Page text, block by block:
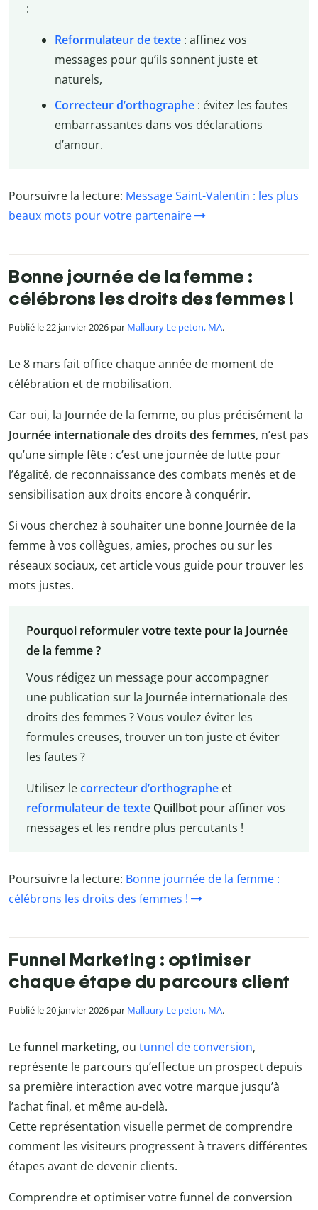
:
Reformulateur de texte: affinez vos
messages pour qu’ils sonnent juste et
naturels,
Correcteur d’orthographe: évitez les fautes
embarrassantes dans vos déclarations
d’amour.
Poursuivre la lecture: Message Saint-Valentin : les plus
beaux mots pour votre partenaire
Bonne journée de la femme :
célébrons les droits des femmes !
Publié le 22 janvier 2026 par Mallaury Le peton, MA.
Le 8 mars fait office chaque année de moment de
célébration et de mobilisation.
Car oui, la Journée de la femme, ou plus précisément la
Journée internationale des droits des femmes, n’est pas
qu’une simple fête : c’est une journée de lutte pour
l’égalité, de reconnaissance des combats menés et de
sensibilisation aux droits encore à conquérir.
Si vous cherchez à souhaiter une bonne Journée de la
femme à vos collègues, amies, proches ou sur les
réseaux sociaux, cet article vous guide pour trouver les
mots justes.
Pourquoi reformuler votre texte pour la Journée
de la femme ?
Vous rédigez un message pour accompagner
une publication sur la Journée internationale des
droits des femmes ? Vous voulez éviter les
formules creuses, trouver un ton juste et éviter
les fautes ?
Utilisez lecorrecteur d’orthographeet
reformulateur de texte Quillbot pour affiner vos
messages et les rendre plus percutants !
Poursuivre la lecture: Bonne journée de la femme :
célébrons les droits des femmes !
Funnel Marketing : optimiser
chaque étape du parcours client
Publié le 20 janvier 2026 par Mallaury Le peton, MA.
Lefunnel marketing, ou tunnel de conversion,
représente le parcours qu’effectue un prospect depuis
sa première interaction avec votre marque jusqu’à
l’achat final, et même au-delà.
Cette représentation visuelle permet de comprendre
comment les visiteurs progressent à travers différentes
étapes avant de devenir clients.
Comprendre et optimiser votre funnel de conversion